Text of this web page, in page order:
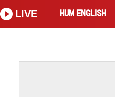
HUM ENGLISH
LIVE